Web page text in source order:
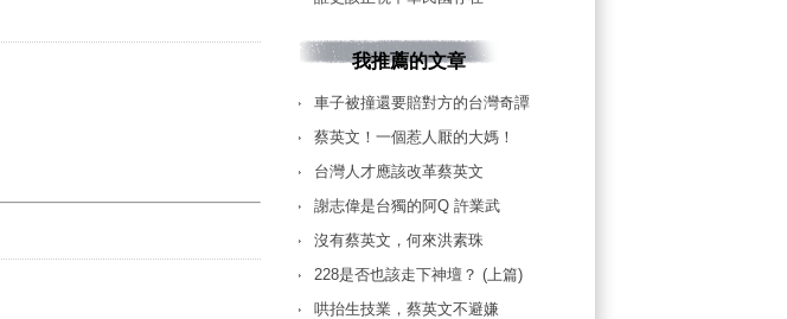
我推薦的文章
車子被撞還要賠對方的台灣奇譚
蔡英文！一個惹人厭的大媽！
台灣人才應該改革蔡英文
謝志偉是台獨的阿Q 許業武
沒有蔡英文，何來洪素珠
228是否也該走下神壇？ (上篇)
哄抬生技業，蔡英文不避嫌